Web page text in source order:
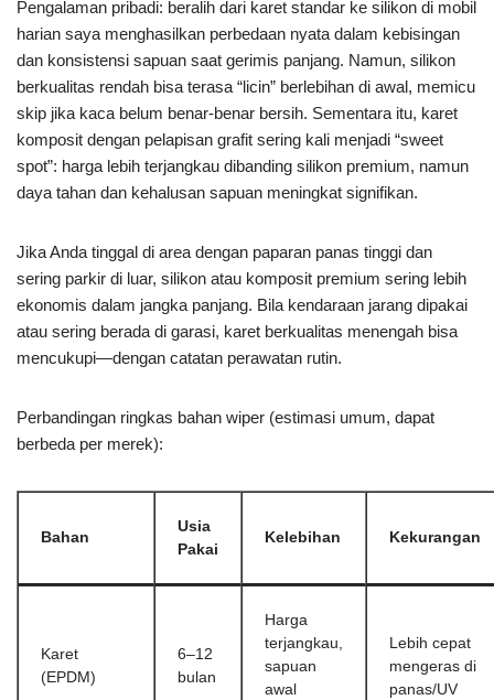
Pengalaman pribadi: beralih dari karet standar ke silikon di mobil
harian saya menghasilkan perbedaan nyata dalam kebisingan
dan konsistensi sapuan saat gerimis panjang. Namun, silikon
berkualitas rendah bisa terasa “licin” berlebihan di awal, memicu
skip jika kaca belum benar-benar bersih. Sementara itu, karet
komposit dengan pelapisan grafit sering kali menjadi “sweet
spot”: harga lebih terjangkau dibanding silikon premium, namun
daya tahan dan kehalusan sapuan meningkat signifikan.
Jika Anda tinggal di area dengan paparan panas tinggi dan
sering parkir di luar, silikon atau komposit premium sering lebih
ekonomis dalam jangka panjang. Bila kendaraan jarang dipakai
atau sering berada di garasi, karet berkualitas menengah bisa
mencukupi—dengan catatan perawatan rutin.
Perbandingan ringkas bahan wiper (estimasi umum, dapat
berbeda per merek):
Bahan
Usia
Pakai
Kelebihan Kekurangan
Karet
(EPDM)
6–12
bulan
Harga
terjangkau,
sapuan
awal
Lebih cepat
mengeras di
panas/UV